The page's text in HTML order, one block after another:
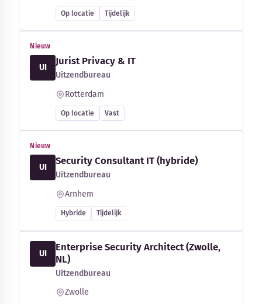
Op locatie Tijdelijk
Nieuw
UI
Jurist Privacy & IT
Uitzendbureau
Rotterdam
Op locatie Vast
Nieuw
UI
Security Consultant IT (hybride)
Uitzendbureau
Arnhem
Hybride Tijdelijk
UI
Enterprise Security Architect (Zwolle,
NL)
Uitzendbureau
Zwolle